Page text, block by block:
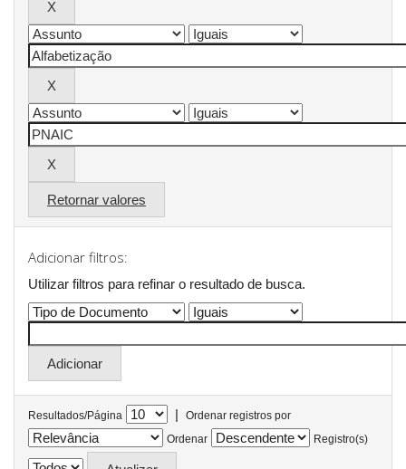
Retornar valores
Adicionar filtros:
Utilizar filtros para refinar o resultado de busca.
Resultados/Página |
Ordenar registros por
Ordenar
Registro(s)